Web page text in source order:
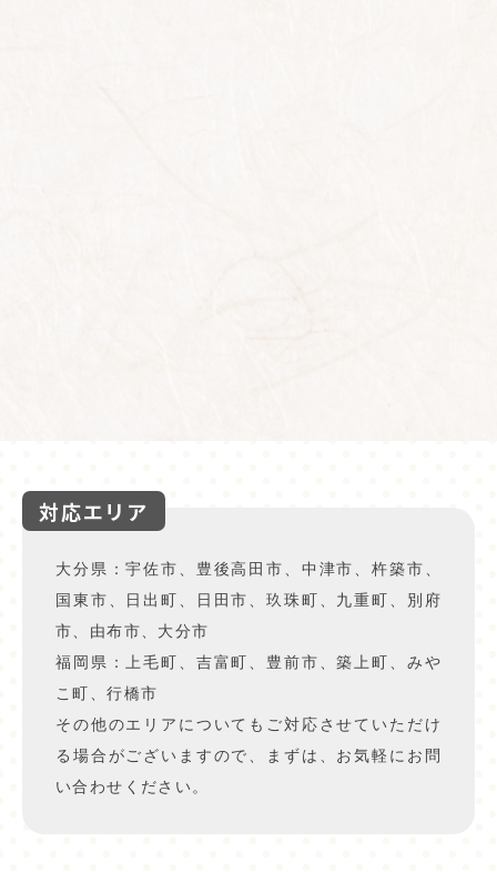
対応エリア
大分県：宇佐市、豊後高田市、中津市、杵築市、
国東市、日出町、日田市、玖珠町、九重町、別府
市、由布市、大分市
福岡県：上毛町、吉富町、豊前市、築上町、みや
こ町、行橋市
その他のエリアについてもご対応させていただけ
る場合がございますので、まずは、お気軽にお問
い合わせください。